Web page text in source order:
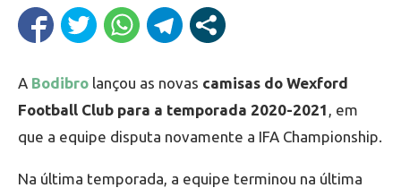
A Bodibro lançou as novas camisas do Wexford
Football Club para a temporada 2020-2021
, em
que a equipe disputa novamente a IFA Championship.
Na última temporada, a equipe terminou na última